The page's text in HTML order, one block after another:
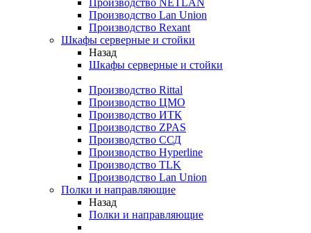
Производство NETLAN
Производство Lan Union
Производство Rexant
Шкафы серверные и стойки
Назад
Шкафы серверные и стойки
Производство Rittal
Производство ЦМО
Производство ИТК
Производство ZPAS
Производство ССД
Производство Hyperline
Производство TLK
Производство Lan Union
Полки и направляющие
Назад
Полки и направляющие